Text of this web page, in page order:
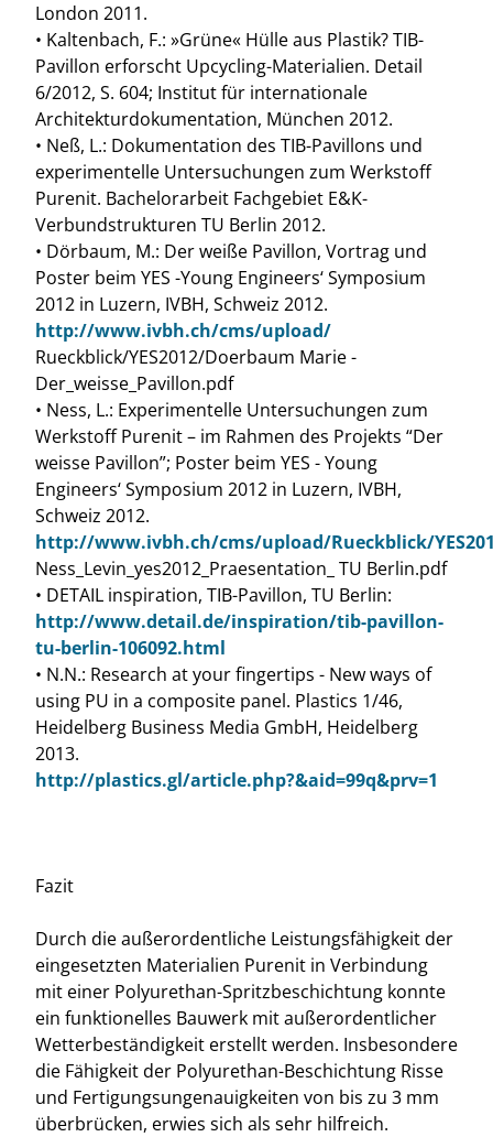
London 2011.
• Kaltenbach, F.: »Grüne« Hülle aus Plastik? TIB-
Pavillon erforscht Upcycling-Materialien. Detail
6/2012, S. 604; Institut für internationale
Architekturdokumentation, München 2012.
• Neß, L.: Dokumentation des TIB-Pavillons und
experimentelle Untersuchungen zum Werkstoff
Purenit. Bachelorarbeit Fachgebiet E&K-
Verbundstrukturen TU Berlin 2012.
• Dörbaum, M.: Der weiße Pavillon, Vortrag und
Poster beim YES -Young Engineers‘ Symposium
2012 in Luzern, IVBH, Schweiz 2012.
http://www.ivbh.ch/cms/upload/
Rueckblick/YES2012/Doerbaum Marie -
Der_weisse_Pavillon.pdf
• Ness, L.: Experimentelle Untersuchungen zum
Werkstoff Purenit – im Rahmen des Projekts “Der
weisse Pavillon”; Poster beim YES - Young
Engineers‘ Symposium 2012 in Luzern, IVBH,
Schweiz 2012.
http://www.ivbh.ch/cms/upload/Rueckblick/
Ness_Levin_yes2012_Praesentation_ TU Berlin.pdf
• DETAIL inspiration, TIB-Pavillon, TU Berlin:
http://www.detail.de/inspiration/tib-pavillon-
tu-berlin-106092.html
• N.N.: Research at your fingertips - New ways of
using PU in a composite panel. Plastics 1/46,
Heidelberg Business Media GmbH, Heidelberg
2013.
http://plastics.gl/article.php?&aid=99q&prv=1
Fazit
Durch die außerordentliche Leistungsfähigkeit der
eingesetzten Materialien Purenit in Verbindung
mit einer Polyurethan-Spritzbeschichtung konnte
ein funktionelles Bauwerk mit außerordentlicher
Wetterbeständigkeit erstellt werden. Insbesondere
die Fähigkeit der Polyurethan-Beschichtung Risse
und Fertigungsungenauigkeiten von bis zu 3 mm
überbrücken, erwies sich als sehr hilfreich.